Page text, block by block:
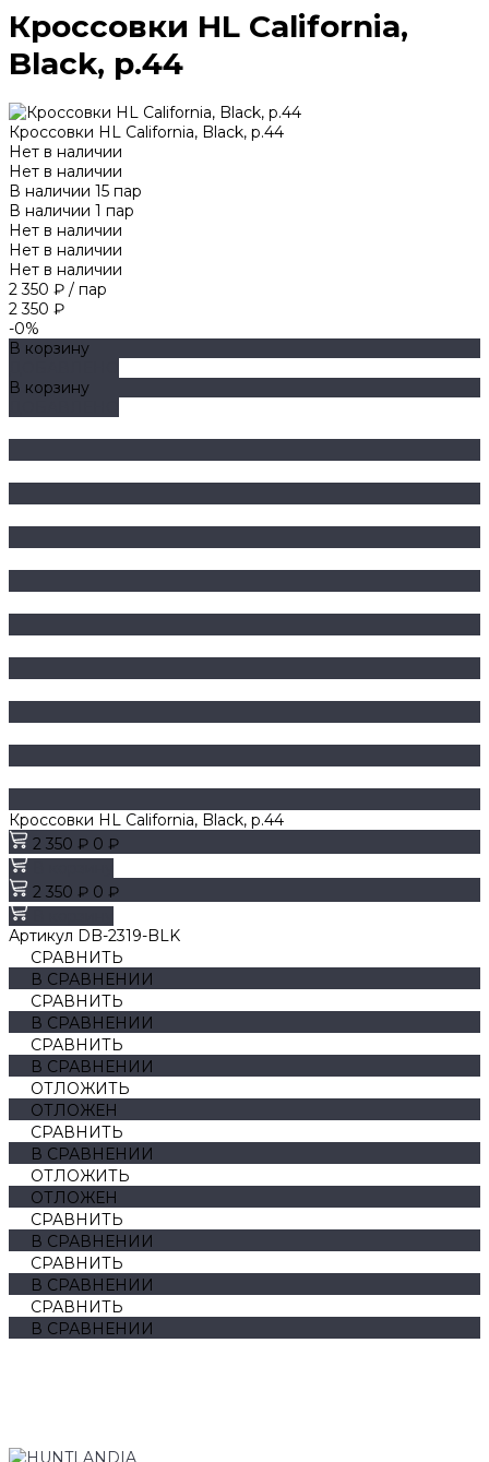
Кроссовки HL California,
Black, р.44
Кроссовки HL California, Black, р.44
Нет в наличии
Нет в наличии
В наличии 15 пар
В наличии 1 пар
Нет в наличии
Нет в наличии
Нет в наличии
2 350 ₽ / пар
2 350 ₽
-0%
В корзину
В корзину
Кроссовки HL California, Black, р.44
2 350 ₽ 0 ₽
2 350 ₽ 0 ₽
Артикул DB-2319-BLK
СРАВНИТЬ
В СРАВНЕНИИ
СРАВНИТЬ
В СРАВНЕНИИ
СРАВНИТЬ
В СРАВНЕНИИ
ОТЛОЖИТЬ
ОТЛОЖЕН
СРАВНИТЬ
В СРАВНЕНИИ
ОТЛОЖИТЬ
ОТЛОЖЕН
СРАВНИТЬ
В СРАВНЕНИИ
СРАВНИТЬ
В СРАВНЕНИИ
СРАВНИТЬ
В СРАВНЕНИИ